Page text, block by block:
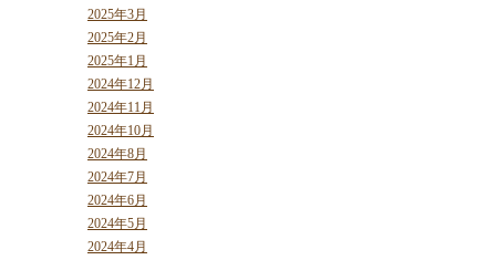
2025年3月
2025年2月
2025年1月
2024年12月
2024年11月
2024年10月
2024年8月
2024年7月
2024年6月
2024年5月
2024年4月